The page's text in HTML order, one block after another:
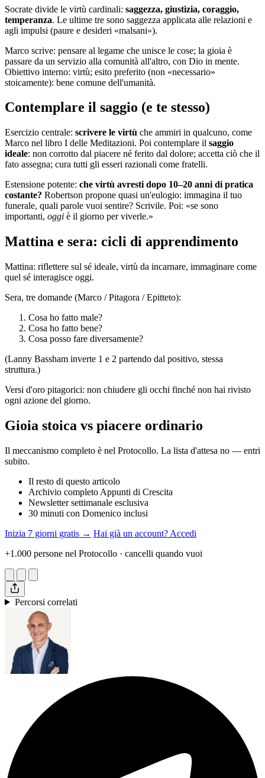
Socrate divide le virtù cardinali: saggezza, giustizia, coraggio,
temperanza. Le ultime tre sono saggezza applicata alle relazioni e
agli impulsi (paure e desideri «malsani»).
Marco scrive: pensare al legame che unisce le cose; la gioia è
passare da un servizio alla comunità all'altro, con Dio in mente.
Obiettivo interno: virtù; esito preferito (non «necessario»
stoicamente): bene comune dell'umanità.
Contemplare il saggio (e te stesso)
Esercizio centrale: scrivere le virtù che ammiri in qualcuno, come
Marco nel libro I delle Meditazioni. Poi contemplare il saggio
ideale: non corrotto dal piacere né ferito dal dolore; accetta ciò che il
fato assegna; cura tutti gli esseri razionali come fratelli.
Estensione potente: che virtù avresti dopo 10–20 anni di pratica
costante? Robertson propone quasi un'eulogio: immagina il tuo
funerale, quali parole vuoi sentire? Scrivile. Poi: «se sono
importanti, oggi è il giorno per viverle.»
Mattina e sera: cicli di apprendimento
Mattina: riflettere sul sé ideale, virtù da incarnare, immaginare come
quel sé interagisce oggi.
Sera, tre domande (Marco / Pitagora / Epitteto):
Cosa ho fatto male?
Cosa ho fatto bene?
Cosa posso fare diversamente?
(Lanny Bassham inverte 1 e 2 partendo dal positivo, stessa
struttura.)
Versi d'oro pitagorici: non chiudere gli occhi finché non hai rivisto
ogni azione del giorno.
Gioia stoica vs piacere ordinario
Il meccanismo completo è nel Protocollo. La lista d'attesa no — entri
subito.
Il resto di questo articolo
Archivio completo Appunti di Crescita
Newsletter settimanale esclusiva
30 minuti con Domenico inclusi
Inizia 7 giorni gratis → Hai già un account? Accedi
+1.000 persone nel Protocollo · cancelli quando vuoi
Percorsi correlati